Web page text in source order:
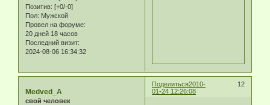
Позитив: [+0/-0]
Пол: Мужской
Провел на форуме:
20 дней 18 часов
Последний визит:
2024-08-06 16:34:32
Поделиться 12
2010-
01-24 12:26:08
Medved_A
свой человек